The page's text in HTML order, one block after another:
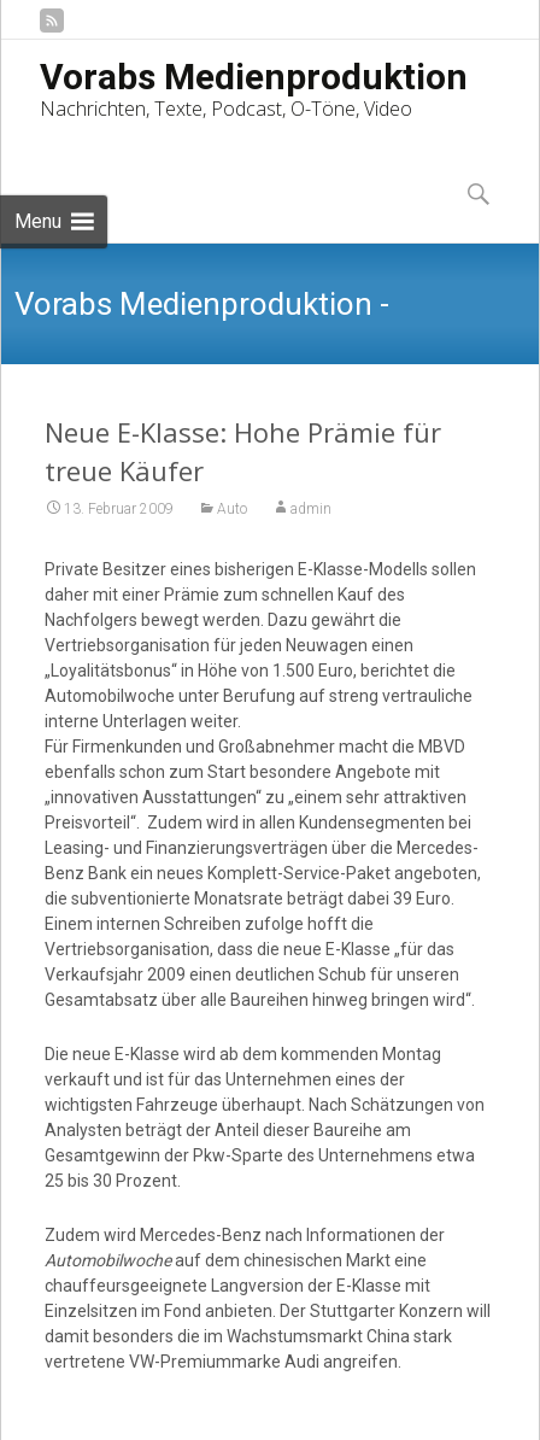
Vorabs Medienproduktion
Nachrichten, Texte, Podcast, O-Töne, Video
Menu
to
content
Suchen
nach:
Vorabs Medienproduktion -
Nachrichten, Texte, Podcast, O-Töne,
Neue E-Klasse: Hohe Prämie für
treue Käufer
13. Februar 2009 Auto admin
Private Besitzer eines bisherigen E-Klasse-Modells sollen
daher mit einer Prämie zum schnellen Kauf des
Nachfolgers bewegt werden. Dazu gewährt die
Vertriebsorganisation für jeden Neuwagen einen
„Loyalitätsbonus“ in Höhe von 1.500 Euro, berichtet die
Automobilwoche unter Berufung auf streng vertrauliche
interne Unterlagen weiter.
Für Firmenkunden und Großabnehmer macht die MBVD
ebenfalls schon zum Start besondere Angebote mit
„innovativen Ausstattungen“ zu „einem sehr attraktiven
Preisvorteil“. Zudem wird in allen Kundensegmenten bei
Leasing- und Finanzierungsverträgen über die Mercedes-
Benz Bank ein neues Komplett-Service-Paket angeboten,
die subventionierte Monatsrate beträgt dabei 39 Euro.
Einem internen Schreiben zufolge hofft die
Vertriebsorganisation, dass die neue E-Klasse „für das
Verkaufsjahr 2009 einen deutlichen Schub für unseren
Gesamtabsatz über alle Baureihen hinweg bringen wird“.
Die neue E-Klasse wird ab dem kommenden Montag
verkauft und ist für das Unternehmen eines der
wichtigsten Fahrzeuge überhaupt. Nach Schätzungen von
Analysten beträgt der Anteil dieser Baureihe am
Gesamtgewinn der Pkw-Sparte des Unternehmens etwa
25 bis 30 Prozent.
Zudem wird Mercedes-Benz nach Informationen der
Automobilwocheauf dem chinesischen Markt eine
chauffeursgeeignete Langversion der E-Klasse mit
Einzelsitzen im Fond anbieten. Der Stuttgarter Konzern will
damit besonders die im Wachstumsmarkt China stark
vertretene VW-Premiummarke Audi angreifen.